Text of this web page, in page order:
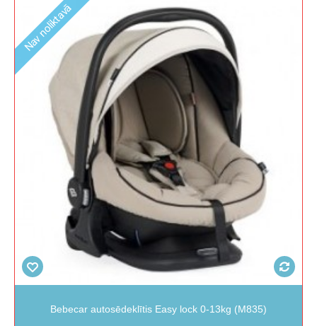
Nav noliktavā
Bebecar autosēdeklītis Easy lock 0-13kg (M835)